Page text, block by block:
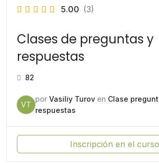
5.00 (3)
Clases de preguntas y
respuestas
82
VT
por Vasiliy Turov en Clase
respuestas
Inscripción en el curso